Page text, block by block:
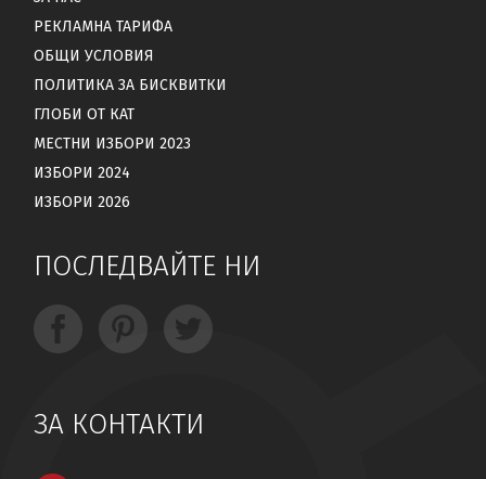
РЕКЛАМНА ТАРИФА
ОБЩИ УСЛОВИЯ
ПОЛИТИКА ЗА БИСКВИТКИ
ГЛОБИ ОТ КАТ
МЕСТНИ ИЗБОРИ 2023
ИЗБОРИ 2024
ИЗБОРИ 2026
ПОСЛЕДВАЙТЕ НИ
ЗА КОНТАКТИ